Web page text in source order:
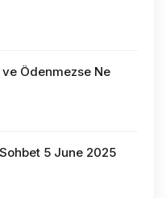
Ödenmezse Ne
5 June 2025